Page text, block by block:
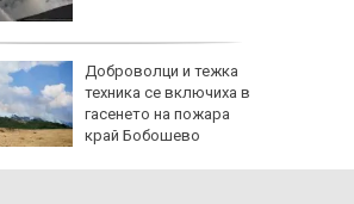
Доброволци и тежка
техника се включиха в
гасенето на пожара
край Бобошево